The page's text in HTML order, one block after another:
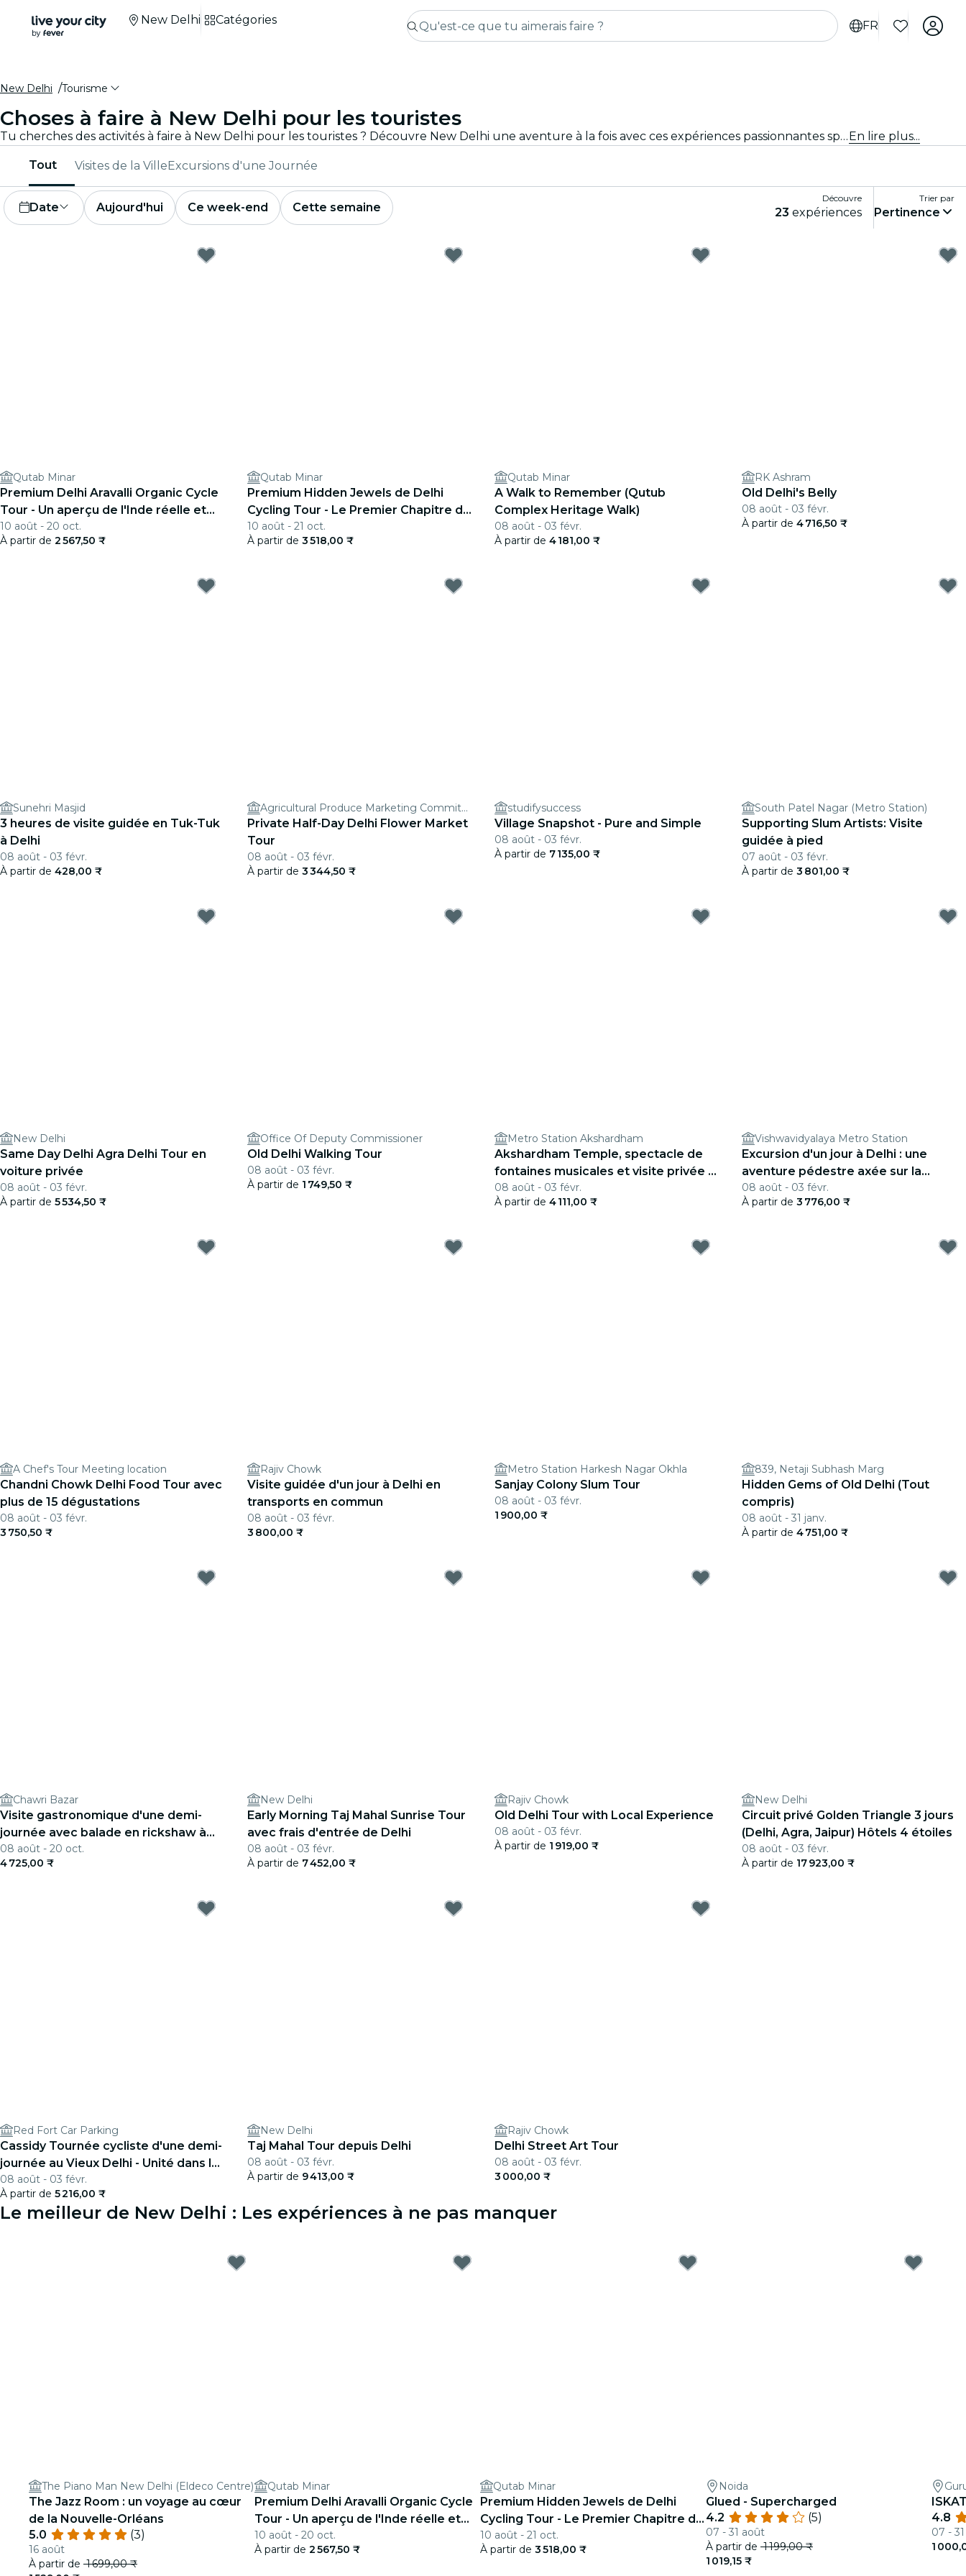
FR
New Delhi Catégories
New Delhi Tourisme
Choses à faire à New Delhi pour les touristes
Tu cherches des activités à faire à New Delhi pour les touristes ? Découvre New Delhi une aventure à la fois avec ces expériences passionnantes spécialement conçues pour les touristes. Découvre les meilleures choses à faire !En lire plus...
Tout Visites de la VilleExcursions d'une Journée
Date Aujourd'hui Ce week-end Cette semaine
Découvre
23 expériences
Trier par
Pertinence
Qutab Minar
Premium Delhi Aravalli Organic Cycle
Tour - Un aperçu de l'Inde réelle et
rurale
10 août - 20 oct.
À partir de 2 567,50 ₹
Qutab Minar
Premium Hidden Jewels de Delhi
Cycling Tour - Le Premier Chapitre de
Delhi
10 août - 21 oct.
À partir de 3 518,00 ₹
Qutab Minar
A Walk to Remember (Qutub
Complex Heritage Walk)
08 août - 03 févr.
À partir de 4 181,00 ₹
RK Ashram
Old Delhi's Belly
08 août - 03 févr.
À partir de 4 716,50 ₹
Sunehri Masjid
3 heures de visite guidée en Tuk-Tuk
à Delhi
08 août - 03 févr.
À partir de 428,00 ₹
Agricultural Produce Marketing Committee
Private Half-Day Delhi Flower Market
Tour
08 août - 03 févr.
À partir de 3 344,50 ₹
studifysuccess
Village Snapshot - Pure and Simple
08 août - 03 févr.
À partir de 7 135,00 ₹
South Patel Nagar (Metro Station)
Supporting Slum Artists: Visite
guidée à pied
07 août - 03 févr.
À partir de 3 801,00 ₹
New Delhi
Same Day Delhi Agra Delhi Tour en
voiture privée
08 août - 03 févr.
À partir de 5 534,50 ₹
Office Of Deputy Commissioner
Old Delhi Walking Tour
08 août - 03 févr.
À partir de 1 749,50 ₹
Metro Station Akshardham
Akshardham Temple, spectacle de
fontaines musicales et visite privée le
soir
08 août - 03 févr.
À partir de 4 111,00 ₹
Vishwavidyalaya Metro Station
Excursion d'un jour à Delhi : une
aventure pédestre axée sur la
nourriture locale
08 août - 03 févr.
À partir de 3 776,00 ₹
A Chef's Tour Meeting location
Chandni Chowk Delhi Food Tour avec
plus de 15 dégustations
08 août - 03 févr.
3 750,50 ₹
Rajiv Chowk
Visite guidée d'un jour à Delhi en
transports en commun
08 août - 03 févr.
3 800,00 ₹
Metro Station Harkesh Nagar Okhla
Sanjay Colony Slum Tour
08 août - 03 févr.
1 900,00 ₹
839, Netaji Subhash Marg
Hidden Gems of Old Delhi (Tout
compris)
08 août - 31 janv.
À partir de 4 751,00 ₹
Chawri Bazar
Visite gastronomique d'une demi-
journée avec balade en rickshaw à
vélo au Masterji Kee Haveli
08 août - 20 oct.
4 725,00 ₹
New Delhi
Early Morning Taj Mahal Sunrise Tour
avec frais d'entrée de Delhi
08 août - 03 févr.
À partir de 7 452,00 ₹
Rajiv Chowk
Old Delhi Tour with Local Experience
08 août - 03 févr.
À partir de 1 919,00 ₹
New Delhi
Circuit privé Golden Triangle 3 jours
(Delhi, Agra, Jaipur) Hôtels 4 étoiles
08 août - 03 févr.
À partir de 17 923,00 ₹
Red Fort Car Parking
Cassidy Tournée cycliste d'une demi-
journée au Vieux Delhi - Unité dans la
diversité
08 août - 03 févr.
À partir de 5 216,00 ₹
New Delhi
Taj Mahal Tour depuis Delhi
08 août - 03 févr.
À partir de 9 413,00 ₹
Rajiv Chowk
Delhi Street Art Tour
08 août - 03 févr.
3 000,00 ₹
Le meilleur de New Delhi : Les expériences à ne pas manquer
The Piano Man New Delhi (Eldeco Centre)
The Jazz Room : un voyage au cœur
de la Nouvelle-Orléans
5.0
(3)
16 août
À partir de 1 699,00 ₹
Qutab Minar
Premium Delhi Aravalli Organic Cycle
Tour - Un aperçu de l'Inde réelle et
rurale
10 août - 20 oct.
À partir de 2 567,50 ₹
Qutab Minar
Premium Hidden Jewels de Delhi
Cycling Tour - Le Premier Chapitre de
Delhi
10 août - 21 oct.
À partir de 3 518,00 ₹
Noida
Glued - Supercharged
4.2
(5)
07 - 31 août
À partir de 1 199,00 ₹
1 019,15 ₹
4.8
07 -
1